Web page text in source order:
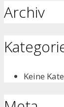
Archiv
Keine